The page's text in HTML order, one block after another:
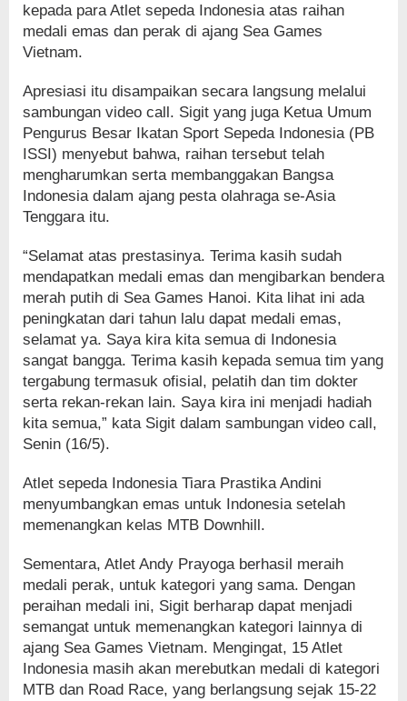
kepada para Atlet sepeda Indonesia atas raihan
medali emas dan perak di ajang Sea Games
Vietnam.
Apresiasi itu disampaikan secara langsung melalui
sambungan video call. Sigit yang juga Ketua Umum
Pengurus Besar Ikatan Sport Sepeda Indonesia (PB
ISSI) menyebut bahwa, raihan tersebut telah
mengharumkan serta membanggakan Bangsa
Indonesia dalam ajang pesta olahraga se-Asia
Tenggara itu.
“Selamat atas prestasinya. Terima kasih sudah
mendapatkan medali emas dan mengibarkan bendera
merah putih di Sea Games Hanoi. Kita lihat ini ada
peningkatan dari tahun lalu dapat medali emas,
selamat ya. Saya kira kita semua di Indonesia
sangat bangga. Terima kasih kepada semua tim yang
tergabung termasuk ofisial, pelatih dan tim dokter
serta rekan-rekan lain. Saya kira ini menjadi hadiah
kita semua,” kata Sigit dalam sambungan video call,
Senin (16/5).
Atlet sepeda Indonesia Tiara Prastika Andini
menyumbangkan emas untuk Indonesia setelah
memenangkan kelas MTB Downhill.
Sementara, Atlet Andy Prayoga berhasil meraih
medali perak, untuk kategori yang sama. Dengan
peraihan medali ini, Sigit berharap dapat menjadi
semangat untuk memenangkan kategori lainnya di
ajang Sea Games Vietnam. Mengingat, 15 Atlet
Indonesia masih akan merebutkan medali di kategori
MTB dan Road Race, yang berlangsung sejak 15-22